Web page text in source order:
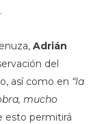
Adrián
del
así como en “la
mucho
esto permitirá